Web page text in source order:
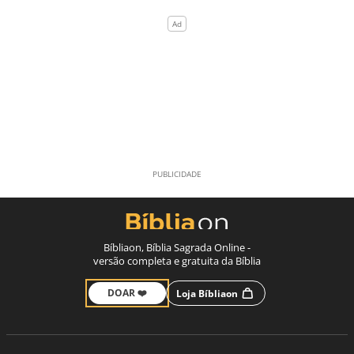
Bíbliaon, Bíblia Sagrada Online -
versão completa e gratuita da Bíblia
DOAR ❤️ Loja Bíbliaon